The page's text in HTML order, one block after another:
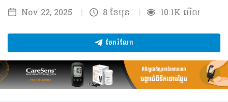
Nov 22, 2025 | 8 ខែមុន | 10.1K មើល
ចែករំលែក